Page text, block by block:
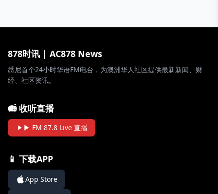
878时讯 | AC878 News
悉尼首个24小时华语FM电台，为澳洲华人社区提供最新新闻、财
经、社区资讯。
📻 收听直播
▶ FM 87.8 Live 直播
📱 下载APP
App Store